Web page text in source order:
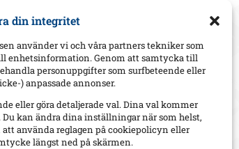
din integritet
använder vi och våra partners tekniker som
enhetsinformation. Genom att samtycka till
personuppgifter som surfbeteende eller
) anpassade annonser.
eller göra detaljerade val. Dina val kommer
kan ändra dina inställningar när som helst,
använda reglagen på cookiepolicyn eller
längst ned på skärmen.